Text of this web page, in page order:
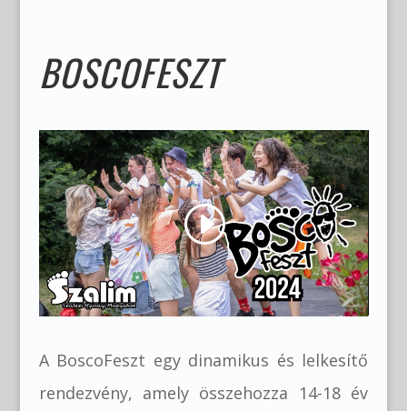
BOSCOFESZT
A BoscoFeszt egy dinamikus és lelkesítő
rendezvény, amely összehozza 14-18 év